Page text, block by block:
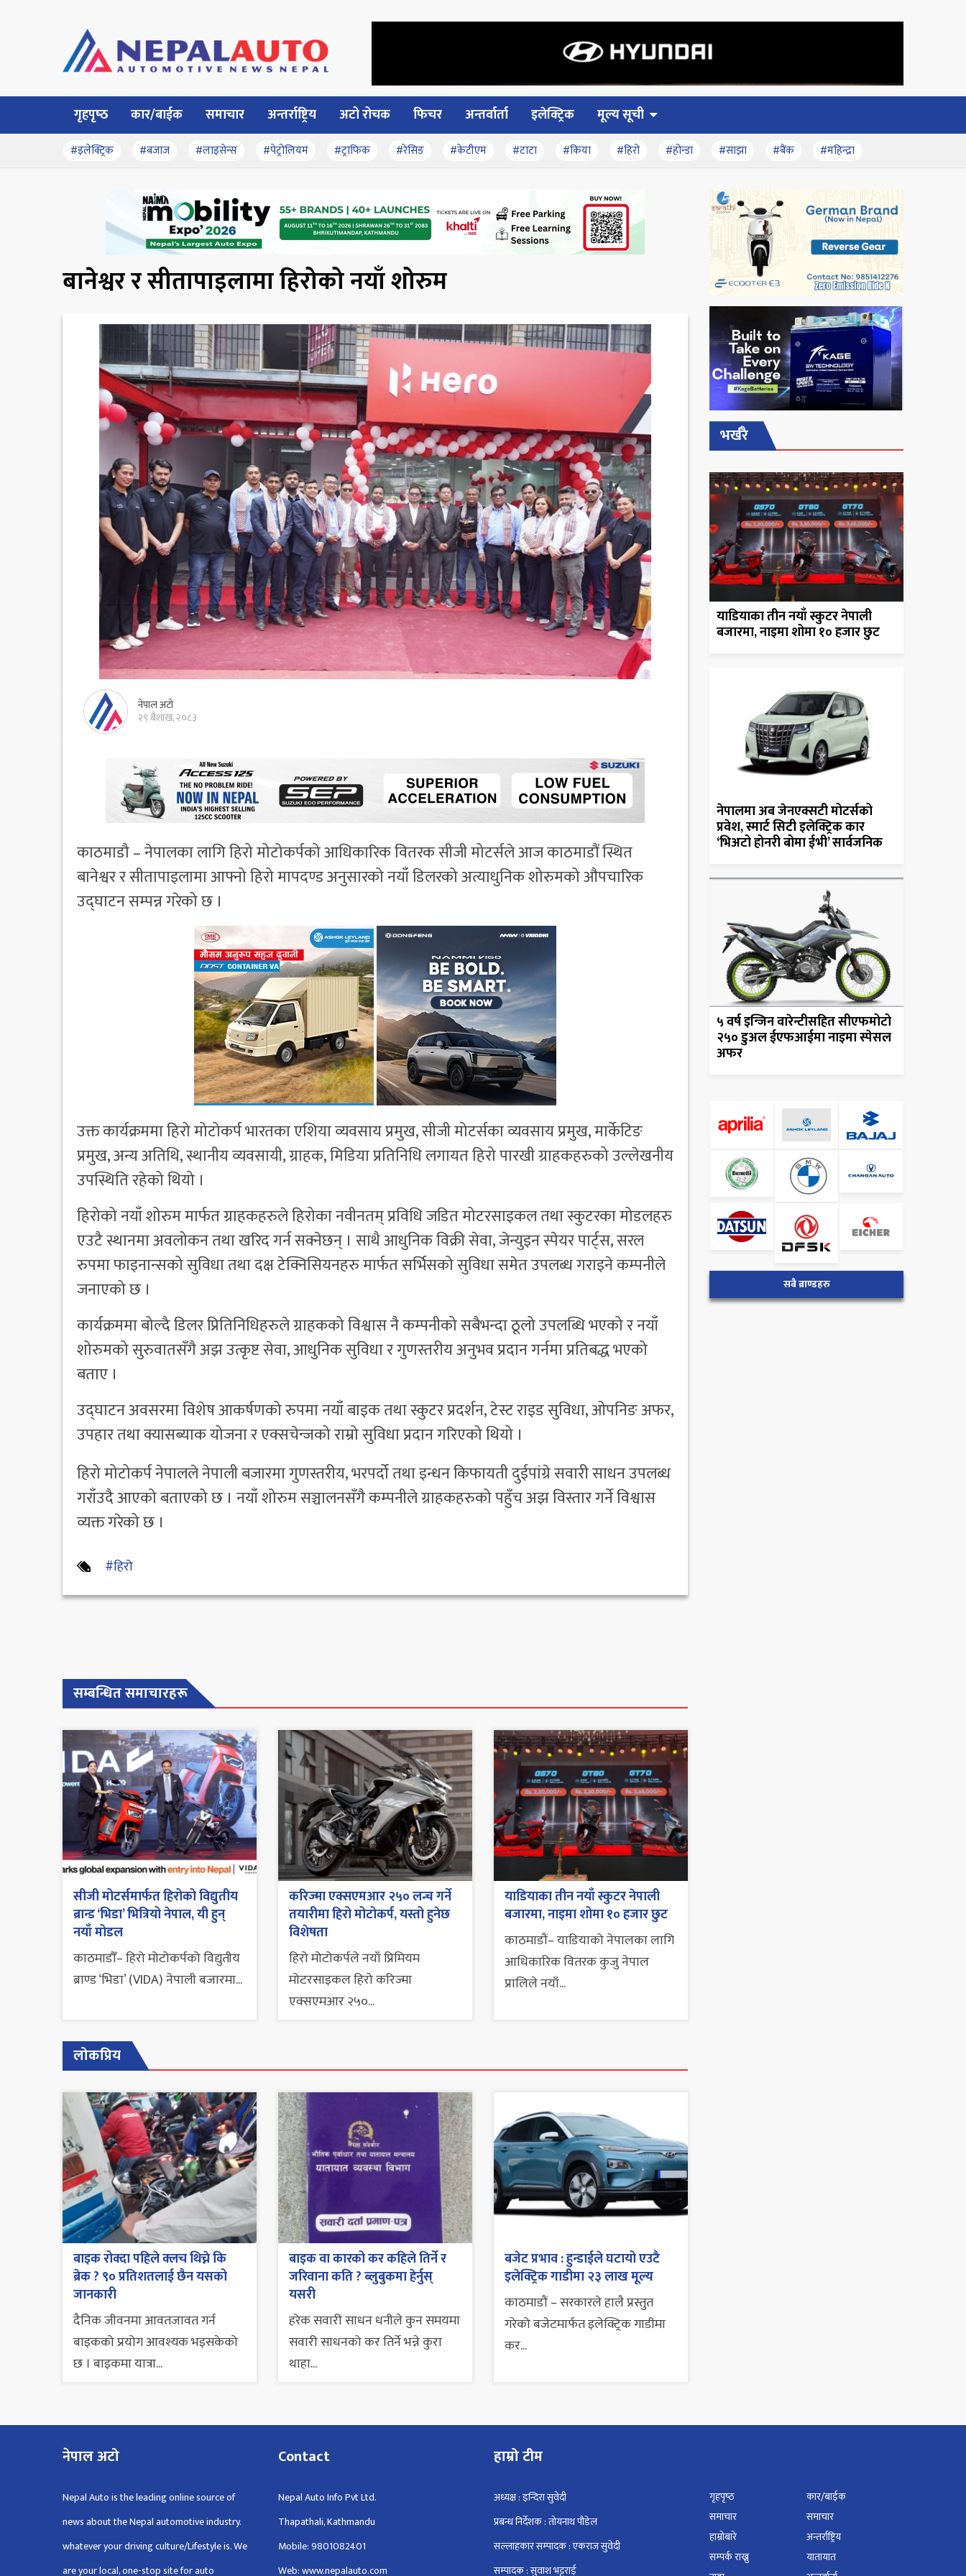
गृहपृष्‍ठ कार/बाईक समाचार अन्तर्राष्ट्रिय अटो रोचक फिचर अन्तर्वार्ता इलेक्ट्रिक मूल्य सूची
#इलेक्ट्रिक #बजाज #लाइसेन्स #पेट्रोलियम #ट्राफिक #रेसिङ #केटीएम #टाटा #किया #हिरो #होन्डा #साझा #बैंक #महिन्द्रा
बानेश्वर र सीतापाइलामा हिरोको नयाँ शोरुम
नेपाल अटो
२९ बैशाख, २०८३
काठमाडौ – नेपालका लागि हिरो मोटोकर्पको आधिकारिक वितरक सीजी मोटर्सले आज काठमाडौं स्थित
बानेश्वर र सीतापाइलामा आफ्नो हिरो मापदण्ड अनुसारको नयाँ डिलरको अत्याधुनिक शोरुमको औपचारिक
उद्घाटन सम्पन्न गरेको छ ।
उक्त कार्यक्रममा हिरो मोटोकर्प भारतका एशिया व्यवसाय प्रमुख, सीजी मोटर्सका व्यवसाय प्रमुख, मार्केटिङ
प्रमुख, अन्य अतिथि, स्थानीय व्यवसायी, ग्राहक, मिडिया प्रतिनिधि लगायत हिरो पारखी ग्राहकहरुको उल्लेखनीय
उपस्थिति रहेको थियो ।
हिरोको नयाँ शोरुम मार्फत ग्राहकहरुले हिरोका नवीनतम् प्रविधि जडित मोटरसाइकल तथा स्कुटरका मोडलहरु
एउटै स्थानमा अवलोकन तथा खरिद गर्न सक्नेछन् । साथै आधुनिक विक्री सेवा, जेन्युइन स्पेयर पार्ट्स, सरल
रुपमा फाइनान्सको सुविधा तथा दक्ष टेक्निसियनहरु मार्फत सर्भिसको सुविधा समेत उपलब्ध गराइने कम्पनीले
जनाएको छ ।
कार्यक्रममा बोल्दै डिलर प्रितिनिधिहरुले ग्राहकको विश्वास नै कम्पनीको सबैभन्दा ठूलो उपलब्धि भएको र नयाँ
शोरुमको सुरुवातसँगै अझ उत्कृष्ट सेवा, आधुनिक सुविधा र गुणस्तरीय अनुभव प्रदान गर्नमा प्रतिबद्ध भएको
बताए ।
उद्घाटन अवसरमा विशेष आकर्षणको रुपमा नयाँ बाइक तथा स्कुटर प्रदर्शन, टेस्ट राइड सुविधा, ओपनिङ अफर,
उपहार तथा क्यासब्याक योजना र एक्सचेन्जको राम्रो सुविधा प्रदान गरिएको थियो ।
हिरो मोटोकर्प नेपालले नेपाली बजारमा गुणस्तरीय, भरपर्दो तथा इन्धन किफायती दुईपांग्रे सवारी साधन उपलब्ध
गराँउदै आएको बताएको छ । नयाँ शोरुम सञ्चालनसँगै कम्पनीले ग्राहकहरुको पहुँच अझ विस्तार गर्ने विश्वास
व्यक्त गरेको छ ।
#हिरो
सम्बन्धित समाचारहरू
सीजी मोटर्समार्फत हिरोको विद्युतीय
ब्रान्ड ‘भिडा’ भित्रियो नेपाल, यी हुन्
नयाँ मोडल
काठमाडौँ– हिरो मोटोकर्पको विद्युतीय
ब्राण्ड ‘भिडा’ (VIDA) नेपाली बजारमा...
करिज्मा एक्सएमआर २५० लन्च गर्ने
तयारीमा हिरो मोटोकर्प, यस्तो हुनेछ
विशेषता
हिरो मोटोकर्पले नयाँ प्रिमियम
मोटरसाइकल हिरो करिज्मा
एक्सएमआर २५०...
याडियाका तीन नयाँ स्कुटर नेपाली
बजारमा, नाइमा शोमा १० हजार छुट
काठमाडौं– याडियाको नेपालका लागि
आधिकारिक वितरक कुजु नेपाल
प्रालिले नयाँ...
लोकप्रिय
बाइक रोक्दा पहिले क्लच थिच्ने कि
ब्रेक ? ९० प्रतिशतलाई छैन यसको
जानकारी
दैनिक जीवनमा आवतजावत गर्न
बाइकको प्रयोग आवश्यक भइसकेको
छ । बाइकमा यात्रा...
बाइक वा कारको कर कहिले तिर्ने र
जरिवाना कति ? ब्लुबुकमा हेर्नुस्
यसरी
हरेक सवारी साधन धनीले कुन समयमा
सवारी साधनको कर तिर्ने भन्ने कुरा
थाहा...
बजेट प्रभाव : हुन्डाईले घटायो एउटै
इलेक्ट्रिक गाडीमा २३ लाख मूल्य
काठमाडौं – सरकारले हालै प्रस्तुत
गरेको बजेटमार्फत इलेक्ट्रिक गाडीमा
कर...
भर्खरै
याडियाका तीन नयाँ स्कुटर नेपाली
बजारमा, नाइमा शोमा १० हजार छुट
नेपालमा अब जेनएक्सटी मोटर्सको
प्रवेश, स्मार्ट सिटी इलेक्ट्रिक कार
‘भिअटो होनरी बोमा ईभी’ सार्वजनिक
५ वर्ष इन्जिन वारेन्टीसहित सीएफमोटो
२५० डुअल ईएफआईमा नाइमा स्पेसल
अफर
सबै ब्राण्डहरु
गृहपृष्‍ठ
समाचार
हाम्रोबारे
सम्पर्क राख्नु
कार/बाईक
समाचार
अन्तर्राष्ट्रिय
यातायात
नेपाल अटो
Nepal Auto is the leading online source of
news about the Nepal automotive industry.
whatever your driving culture/Lifestyle is. We
are your local, one-stop site for auto
Contact
Nepal Auto Info Pvt Ltd.
Thapathali, Kathmandu
Mobile: 9801082401
Web: www.nepalauto.com
हाम्रो टीम
अध्यक्ष : इन्दिरा सुवेदी
प्रबन्ध निर्देशक : तोयनाथ पौडेल
सल्लाहकार सम्पादक : एकराज सुवेदी
सम्पादक : सुवाश भट्टराई